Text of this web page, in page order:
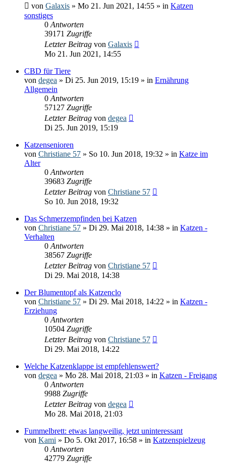
von Galaxis » Mo 21. Jun 2021, 14:55 » in Katzen
sonstiges
0 Antworten
39171 Zugriffe
Letzter Beitrag von Galaxis
Mo 21. Jun 2021, 14:55
CBD für Tiere
von degea » Di 25. Jun 2019, 15:19 » in Ernährung
Allgemein
0 Antworten
57127 Zugriffe
Letzter Beitrag von degea
Di 25. Jun 2019, 15:19
Katzensenioren
von Christiane 57 » So 10. Jun 2018, 19:32 » in Katze im
Alter
0 Antworten
39683 Zugriffe
Letzter Beitrag von Christiane 57
So 10. Jun 2018, 19:32
Das Schmerzempfinden bei Katzen
von Christiane 57 » Di 29. Mai 2018, 14:38 » in Katzen -
Verhalten
0 Antworten
38567 Zugriffe
Letzter Beitrag von Christiane 57
Di 29. Mai 2018, 14:38
Der Blumentopf als Katzenclo
von Christiane 57 » Di 29. Mai 2018, 14:22 » in Katzen -
Erziehung
0 Antworten
10504 Zugriffe
Letzter Beitrag von Christiane 57
Di 29. Mai 2018, 14:22
Welche Katzenklappe ist empfehlenswert?
von degea » Mo 28. Mai 2018, 21:03 » in Katzen - Freigang
0 Antworten
9988 Zugriffe
Letzter Beitrag von degea
Mo 28. Mai 2018, 21:03
Fummelbrett: etwas langweilig, jetzt uninteressant
von Kami » Do 5. Okt 2017, 16:58 » in Katzenspielzeug
0 Antworten
42779 Zugriffe